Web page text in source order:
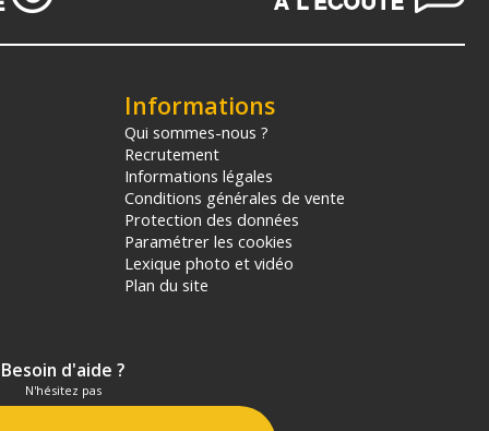
Informations
Qui sommes-nous ?
Recrutement
Informations légales
Conditions générales de vente
Protection des données
Paramétrer les cookies
Lexique photo et vidéo
Plan du site
Besoin d'aide ?
N'hésitez pas